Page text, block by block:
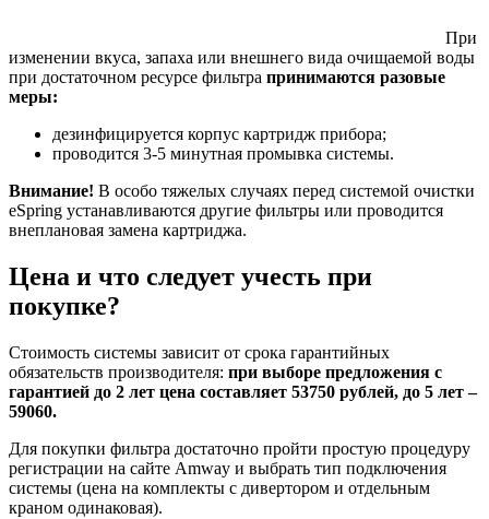
При
изменении вкуса, запаха или внешнего вида очищаемой воды
при достаточном ресурсе фильтра принимаются разовые
меры:
дезинфицируется корпус картридж прибора;
проводится 3-5 минутная промывка системы.
Внимание! В особо тяжелых случаях перед системой очистки
eSpring устанавливаются другие фильтры или проводится
внеплановая замена картриджа.
Цена и что следует учесть при
покупке?
Стоимость системы зависит от срока гарантийных
обязательств производителя: при выборе предложения с
гарантией до 2 лет цена составляет 53750 рублей, до 5 лет –
59060.
Для покупки фильтра достаточно пройти простую процедуру
регистрации на сайте Amway и выбрать тип подключения
системы (цена на комплекты с дивертором и отдельным
краном одинаковая).